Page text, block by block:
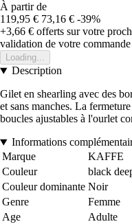
À partir de
119,95 € 73,16 € -39%
+3,66 € offerts sur votre
validation de votre commande
Loading...
Description
Gilet en shearling avec des
et sans manches. La
boucles ajustables à l'ourlet
Informations
Marque
KAFFE
Couleur
black
Couleur dominante Noir
Genre
Femme
Age
Adulte